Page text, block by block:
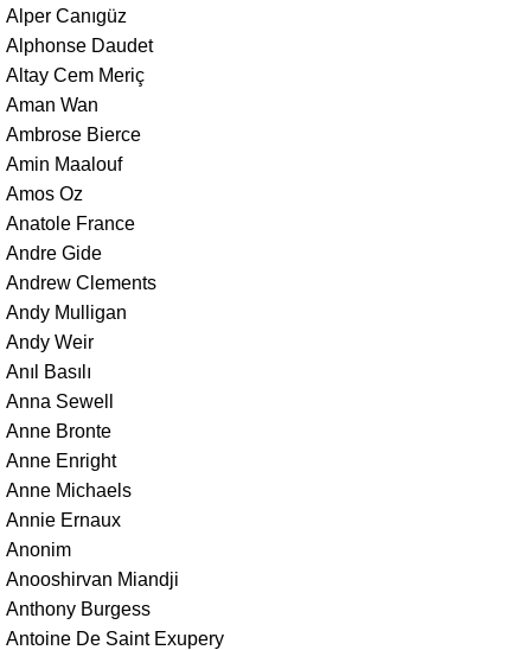
Alper Canıgüz
Alphonse Daudet
Altay Cem Meriç
Aman Wan
Ambrose Bierce
Amin Maalouf
Amos Oz
Anatole France
Andre Gide
Andrew Clements
Andy Mulligan
Andy Weir
Anıl Basılı
Anna Sewell
Anne Bronte
Anne Enright
Anne Michaels
Annie Ernaux
Anonim
Anooshirvan Miandji
Anthony Burgess
Antoine De Saint Exupery